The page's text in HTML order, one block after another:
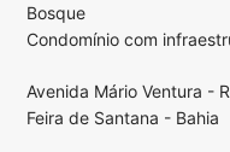
Bosque
Condomínio com
Avenida Mário Ventura -
Feira de Santana - Bahia